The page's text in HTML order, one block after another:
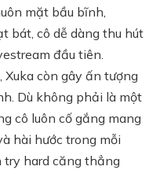
mặt bầu bĩnh,
bát, cô dễ dàng thu hút
đầu tiên.
còn gây ấn tượng
Dù không phải là một
cô luôn cố gắng mang
hài hước trong mỗi
try hard căng thẳng